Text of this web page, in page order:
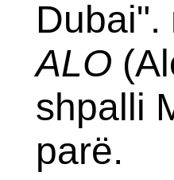
Dubai".
ALO
shpalli
parë.